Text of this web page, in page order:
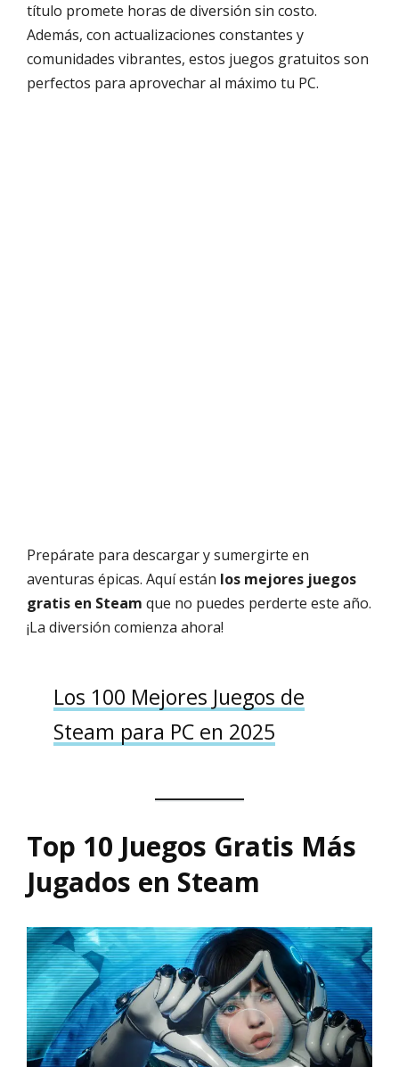
título promete horas de diversión sin costo.
Además, con actualizaciones constantes y
comunidades vibrantes, estos juegos gratuitos son
perfectos para aprovechar al máximo tu PC.
Prepárate para descargar y sumergirte en
aventuras épicas. Aquí están los mejores juegos
gratis en Steam que no puedes perderte este año.
¡La diversión comienza ahora!
Los 100 Mejores Juegos de
Steam para PC en 2025
Top 10 Juegos Gratis Más
Jugados en Steam